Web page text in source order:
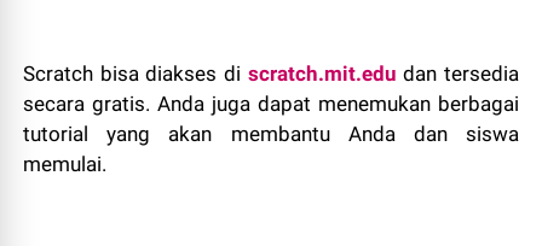
Scratch bisa diakses di scratch.mit.edu dan tersedia
secara gratis. Anda juga dapat menemukan berbagai
tutorial yang akan membantu Anda dan siswa
memulai.